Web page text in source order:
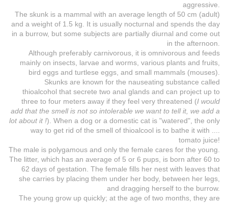
aggressive.
The skunk is a mammal with an average length of 50 cm (adult)
and a weight of 1.5 kg. It is usually nocturnal and spends the day
in a burrow, but some subjects are partially diurnal and come out
in the afternoon.
Although preferably carnivorous, it is omnivorous and feeds
mainly on insects, larvae and worms, various plants and fruits,
bird eggs and turtlese eggs, and small mammals (mouses).
Skunks are known for the nauseating substance called
thioalcohol that secrete two anal glands and can project up to
three to four meters away if they feel very threatened (I would
add that the smell is not so intolerable we want to tell it, we add a
lot about it !). When a dog or a domestic cat is "watered", the only
way to get rid of the smell of thioalcool is to bathe it with ....
tomato juice!
The male is polygamous and only the female cares for the young.
The litter, which has an average of 5 or 6 pups, is born after 60 to
62 days of gestation. The female fills her nest with leaves that
she carries by placing them under her body, between her legs,
and dragging herself to the burrow.
The young grow up quickly; at the age of two months, they are